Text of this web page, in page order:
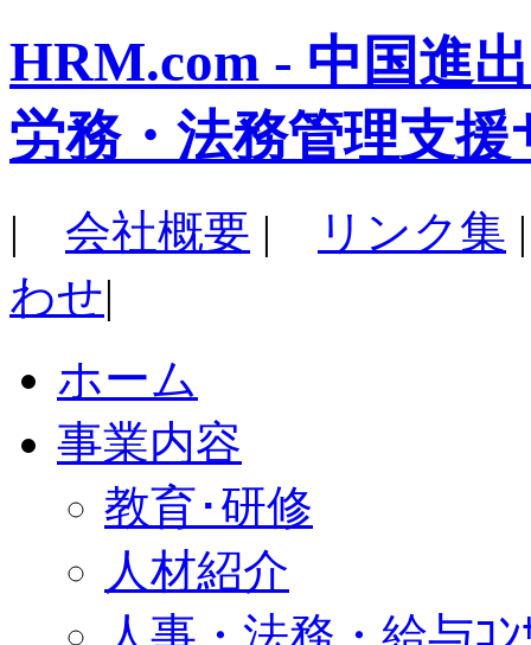
HRM.com - 中国進
労務・法務管理支援
| 会社概要 | リンク集
わせ|
ホーム
事業内容
教育･研修
人材紹介
人事・法務・給与ｺﾝ